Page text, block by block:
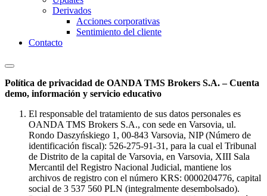
Derivados
Acciones corporativas
Sentimiento del cliente
Contacto
Política de privacidad de OANDA TMS Brokers S.A. – Cuenta
demo, información y servicio educativo
El responsable del tratamiento de sus datos personales es
OANDA TMS Brokers S.A., con sede en Varsovia, ul.
Rondo Daszyńskiego 1, 00-843 Varsovia, NIP (Número de
identificación fiscal): 526-275-91-31, para la cual el Tribunal
de Distrito de la capital de Varsovia, en Varsovia, XIII Sala
Mercantil del Registro Nacional Judicial, mantiene los
archivos de registro con el número KRS: 0000204776, capital
social de 3 537 560 PLN (integralmente desembolsado).